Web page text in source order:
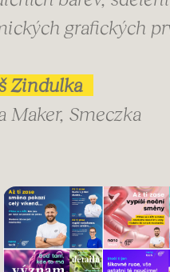
grafických
Zindulka
Maker, Smeczka